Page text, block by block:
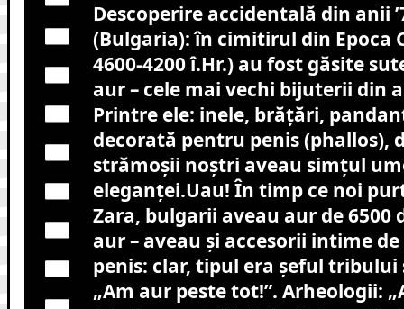
Descoperire accidentală din anii
(Bulgaria): în cimitirul din Epoca
4600-4200 î.Hr.) au fost găsite
aur – cele mai vechi bijuterii din
Printre ele: inele, brățări,
decorată pentru penis (phallos),
strămoșii noștri aveau simțul
eleganței.Uau! În timp ce noi
Zara, bulgarii aveau aur de 6500
aur – aveau și accesorii intime
penis: clar, tipul era șeful tribului
„Am aur peste tot!”. Arheologii: